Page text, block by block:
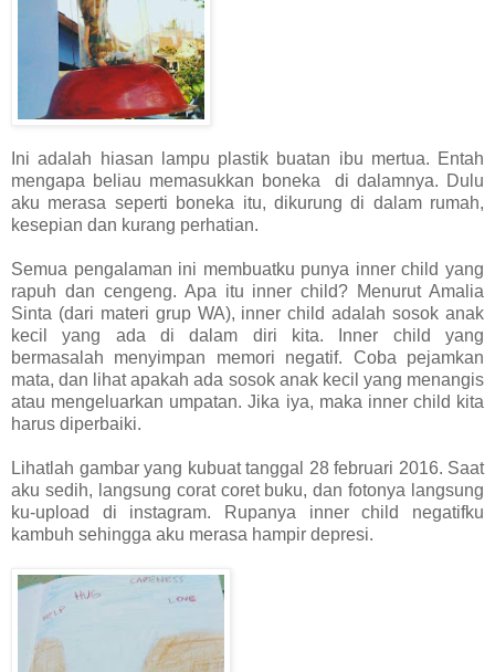
Ini adalah hiasan lampu plastik buatan ibu mertua. Entah
mengapa beliau memasukkan boneka di dalamnya. Dulu
aku merasa seperti boneka itu, dikurung di dalam rumah,
kesepian dan kurang perhatian.
Semua pengalaman ini membuatku punya inner child yang
rapuh dan cengeng. Apa itu inner child? Menurut Amalia
Sinta (dari materi grup WA), inner child adalah sosok anak
kecil yang ada di dalam diri kita. Inner child yang
bermasalah menyimpan memori negatif. Coba pejamkan
mata, dan lihat apakah ada sosok anak kecil yang menangis
atau mengeluarkan umpatan. Jika iya, maka inner child kita
harus diperbaiki.
Lihatlah gambar yang kubuat tanggal 28 februari 2016. Saat
aku sedih, langsung corat coret buku, dan fotonya langsung
ku-upload di instagram. Rupanya inner child negatifku
kambuh sehingga aku merasa hampir depresi.